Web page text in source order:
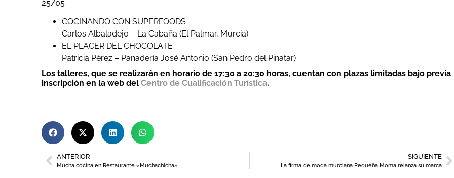
25/05
COCINANDO CON SUPERFOODS
Carlos Albaladejo – La Cabaña (El Palmar, Murcia)
EL PLACER DEL CHOCOLATE
Patricia Pérez – Panadería José Antonio (San Pedro del Pinatar)
Los talleres, que se realizarán en horario de 17:30 a 20:30 horas, cuentan con plazas limitadas bajo previa
inscripción en la web del Centro de Cualificación Turística.
ANTERIOR
Mucha cocina en Restaurante «Muchachicha»
SIGUIENTE
La firma de moda murciana Pequeña Moma relanza su marca